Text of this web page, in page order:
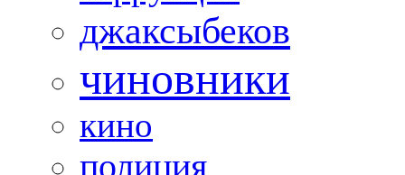
джаксыбеков
чиновники
кино
полиция